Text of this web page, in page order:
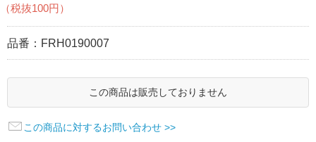
（税抜100円）
品番： FRH0190007
この商品は販売しておりません
この商品に対するお問い合わせ >>